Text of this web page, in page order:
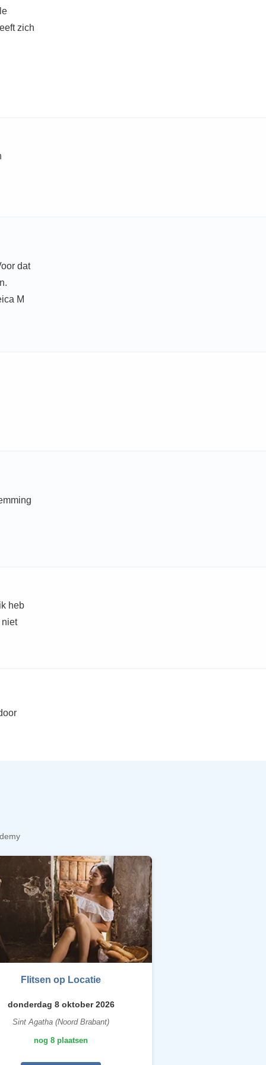
zich
dat
M
heb
niet
Flitsen op Locatie
donderdag 8 oktober 2026
Sint Agatha (Noord Brabant)
nog 8 plaatsen